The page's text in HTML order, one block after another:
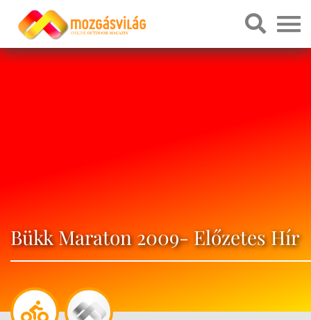
Bükk Maraton 2009- Előzetes Hír